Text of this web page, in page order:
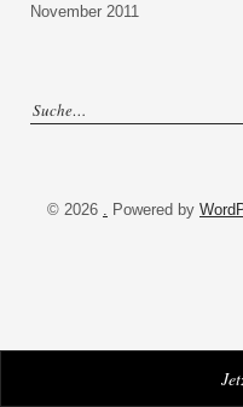
November 2011
© 2026 . Powered by